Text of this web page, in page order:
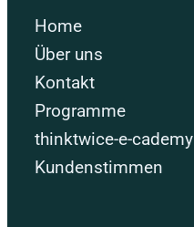
Home
Über uns
Kontakt
Programme
thinktwice-e-cademy
Kundenstimmen